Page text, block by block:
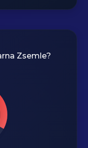
Zsemle?